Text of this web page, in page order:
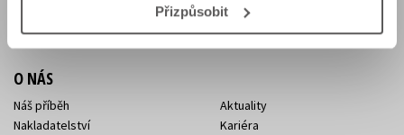
Přizpůsobit
Sídlo společnosti
Kontakty Albatros Media
O NÁS
Náš příběh
Nakladatelství
Aktuality
Kariéra